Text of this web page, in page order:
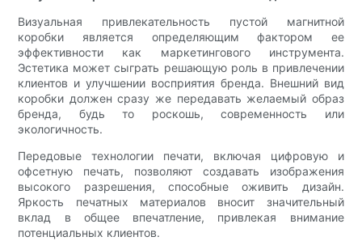
Визуальная привлекательность пустой магнитной
коробки является определяющим фактором ее
эффективности как маркетингового инструмента.
Эстетика может сыграть решающую роль в привлечении
клиентов и улучшении восприятия бренда. Внешний вид
коробки должен сразу же передавать желаемый образ
бренда, будь то роскошь, современность или
экологичность.
Передовые технологии печати, включая цифровую и
офсетную печать, позволяют создавать изображения
высокого разрешения, способные оживить дизайн.
Яркость печатных материалов вносит значительный
вклад в общее впечатление, привлекая внимание
потенциальных клиентов.